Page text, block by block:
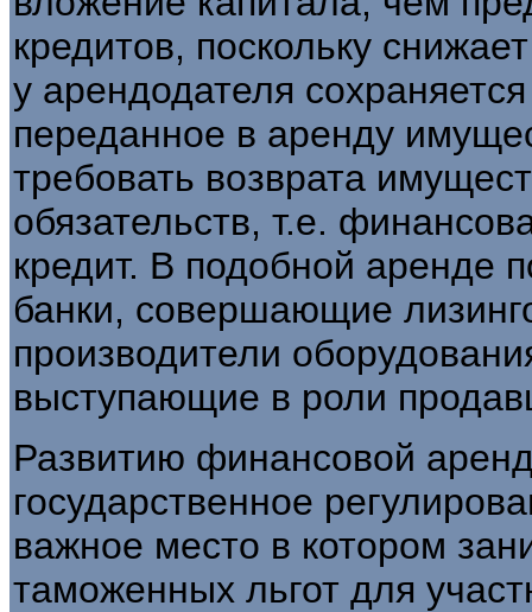
кредитов, поскольку
у арендодателя
переданное в аренду
требовать возврата
обязательств, т.е.
кредит. В подобной аренде
банки, совершающие
производители
выступающие в роли
Развитию финансовой
государственное
важное место в котором
таможенных льгот для